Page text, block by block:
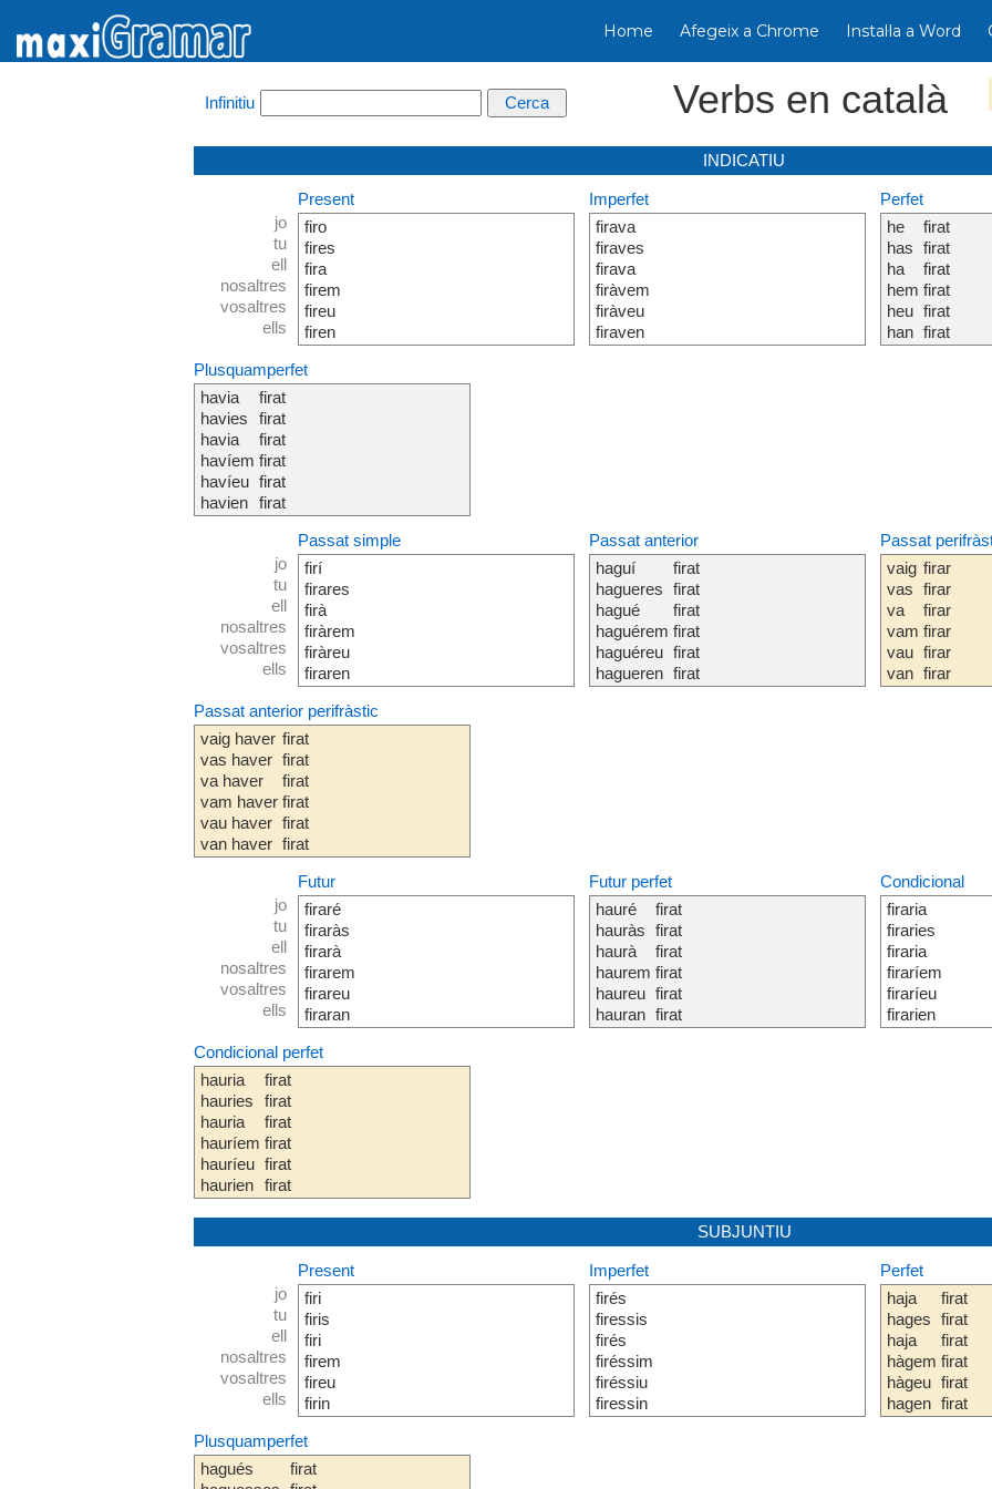
Home Afegeix a Chrome Instal·la a Word
Infinitiu Verbs en català
INDICATIU
jo
tu
ell
nosaltres
vosaltres
ells
Present
firo
fires
fira
firem
fireu
firen
Imperfet
firava
firaves
firava
firàvem
firàveu
firaven
Perfet
he
has
ha
hem
heu
han
firat
firat
firat
firat
firat
firat
Plusquamperfet
havia
havies
havia
havíem
havíeu
havien
firat
firat
firat
firat
firat
firat
jo
tu
ell
nosaltres
vosaltres
ells
Passat simple
firí
firares
firà
firàrem
firàreu
firaren
Passat anterior
haguí
hagueres
hagué
haguérem
haguéreu
hagueren
firat
firat
firat
firat
firat
firat
Passat
vaig
vas
va
vam
vau
van
firar
firar
firar
firar
firar
firar
Passat anterior perifràstic
vaig haver
vas haver
va haver
vam haver
vau haver
van haver
firat
firat
firat
firat
firat
firat
jo
tu
ell
nosaltres
vosaltres
ells
Futur
firaré
firaràs
firarà
firarem
firareu
firaran
Futur perfet
hauré
hauràs
haurà
haurem
haureu
hauran
firat
firat
firat
firat
firat
firat
Condicional
firaria
firaries
firaria
firaríem
firaríeu
firarien
Condicional perfet
hauria
hauries
hauria
hauríem
hauríeu
haurien
firat
firat
firat
firat
firat
firat
SUBJUNTIU
jo
tu
ell
nosaltres
vosaltres
ells
Present
firi
firis
firi
firem
fireu
firin
Imperfet
firés
firessis
firés
firéssim
firéssiu
firessin
Perfet
haja
hages
haja
hàgem
hàgeu
hagen
firat
firat
firat
firat
firat
firat
Plusquamperfet
hagués
firat